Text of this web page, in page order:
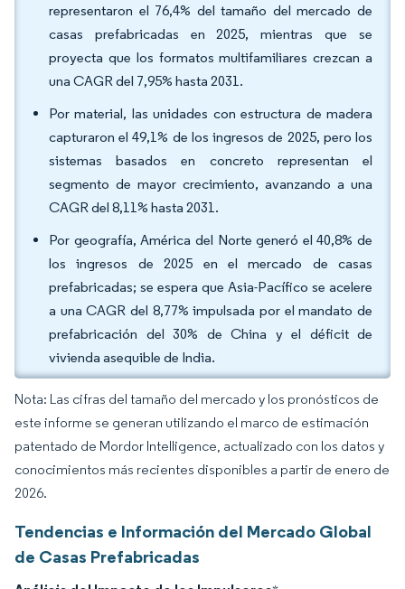
representaron el 76,4% del tamaño del mercado de
casas prefabricadas en 2025, mientras que se
proyecta que los formatos multifamiliares crezcan a
una CAGR del 7,95% hasta 2031.
Por material, las unidades con estructura de madera
capturaron el 49,1% de los ingresos de 2025, pero los
sistemas basados en concreto representan el
segmento de mayor crecimiento, avanzando a una
CAGR del 8,11% hasta 2031.
Por geografía, América del Norte generó el 40,8% de
los ingresos de 2025 en el mercado de casas
prefabricadas; se espera que Asia-Pacífico se acelere
a una CAGR del 8,77% impulsada por el mandato de
prefabricación del 30% de China y el déficit de
vivienda asequible de India.
Nota: Las cifras del tamaño del mercado y los pronósticos de
este informe se generan utilizando el marco de estimación
patentado de Mordor Intelligence, actualizado con los datos y
conocimientos más recientes disponibles a partir de enero de
2026.
Tendencias e Información del Mercado Global
de Casas Prefabricadas